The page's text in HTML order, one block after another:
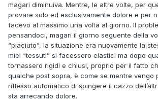
magari diminuiva. Mentre, le altre volte, per
provare solo ed esclusivamente dolore e per
facevo al massimo una volta al giorno. Il
pensandoci, magari il giorno seguente della
“piaciuto”, la situazione era nuovamente la
miei “tessuti” si facessero elastici ma dopo
tornassero rigidi e chiusi, proprio per il fatto
qualche post sopra, è come se mentre vengo
riflesso automatico di spingere il cazzo
sta arrecando dolore.